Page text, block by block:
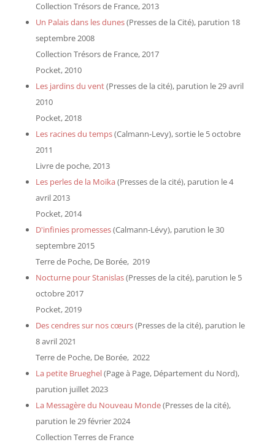
Collection Trésors de France, 2013
Un Palais dans les dunes(Presses de la Cité), parution 18
septembre 2008
Collection Trésors de France, 2017
Pocket, 2010
Les jardins du vent(Presses de la cité), parution le 29 avril
2010
Pocket, 2018
Les racines du temps(Calmann-Levy), sortie le 5 octobre
2011
Livre de poche, 2013
Les perles de la Moïka(Presses de la cité), parution le 4
avril 2013
Pocket, 2014
D'infinies promesses(Calmann-Lévy), parution le 30
septembre 2015
Terre de Poche, De Borée, 2019
Nocturne pour Stanislas(Presses de la cité), parution le 5
octobre 2017
Pocket, 2019
Des cendres sur nos cœurs(Presses de la cité), parution le
8 avril 2021
Terre de Poche, De Borée, 2022
La petite Brueghel(Page à Page, Département du Nord),
parution juillet 2023
La Messagère du Nouveau Monde(Presses de la cité),
parution le 29 février 2024
Collection Terres de France